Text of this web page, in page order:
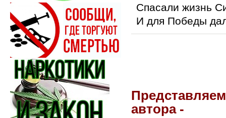
Спасали жизнь
И для Победы
автора -